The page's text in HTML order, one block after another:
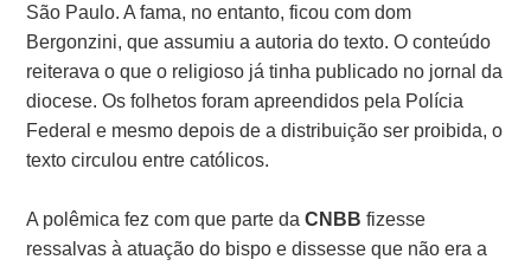
São Paulo. A fama, no entanto, ficou com dom
Bergonzini, que assumiu a autoria do texto. O conteúdo
reiterava o que o religioso já tinha publicado no jornal da
diocese. Os folhetos foram apreendidos pela Polícia
Federal e mesmo depois de a distribuição ser proibida, o
texto circulou entre católicos.
A polêmica fez com que parte daCNBBfizesse
ressalvas à atuação do bispo e dissesse que não era a